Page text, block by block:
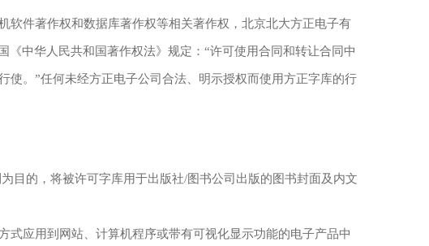
软件著作权和数据库著作权等相关著作权，北京北大方正电子有
中华人民共和国著作权法》规定：“许可使用合同和转让合同中
。”任何未经方正电子公司合法、明示授权而使用方正字库的行
目的，将被许可字库用于出版社/图书公司出版的图书封面及内文
应用到网站、计算机程序或带有可视化显示功能的电子产品中